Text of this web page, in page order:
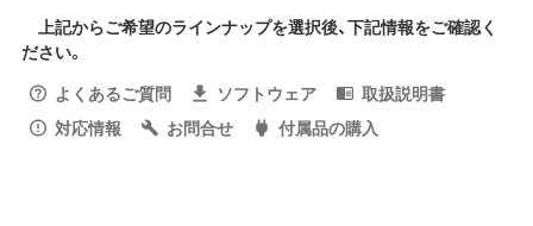
上記からご希望のラインナップを選択後、下記情報をご確認く
ださい。
よくあるご質問
ソフトウェア
取扱説明書
対応情報
お問合せ 付属品の購入